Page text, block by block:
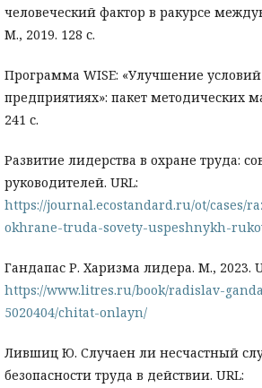
человеческий фактор в ракурсе
М., 2019. 128 с.
Программа WISE: «Улучшение
предприятиях»: пакет методических
241 с.
Развитие лидерства в охране труда:
руководителей. URL:
https://journal.ecostandard.ru/ot/cases/
okhrane-truda-sovety-uspeshnykh-
Гандапас Р. Харизма лидера. М., 2023.
https://www.litres.ru/book/radislav-
5020404/chitat-onlayn/
Лившиц Ю. Случаен ли несчастный
безопасности труда в действии. URL: